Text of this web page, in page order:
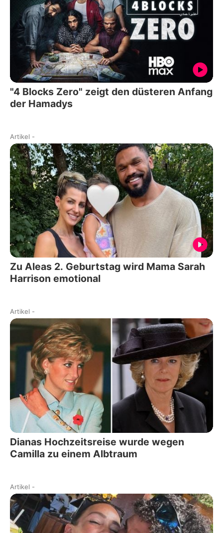
"4 Blocks Zero" zeigt den düsteren Anfang
der Hamadys
Artikel -
Zu Aleas 2. Geburtstag wird Mama Sarah
Harrison emotional
Artikel -
Dianas Hochzeitsreise wurde wegen
Camilla zu einem Albtraum
Artikel -